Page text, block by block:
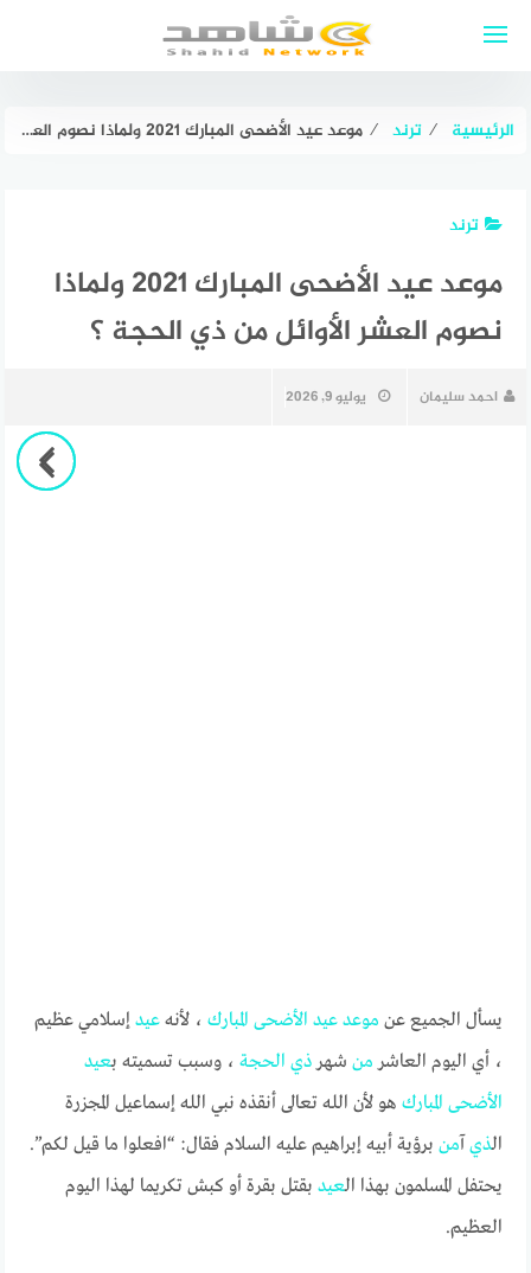
الرئيسية ⁄ ترند ⁄ موعد عيد الأضحى المبارك 2021 ولماذا نصوم العشر الأوائل من ذي الحجة ؟
ترند
موعد عيد الأضحى المبارك 2021 ولماذا
نصوم العشر الأوائل من ذي الحجة ؟
احمد سليمان يوليو 9, 2026
يسأل الجميع عن موعد عيد الأضحى المبارك ، لأنهعيد إسلامي عظيم
، أي اليوم العاشر من شهرذي الحجة ، وسبب تسميته بعيد
الأضحى المبارك هو لأن الله تعالى أنقذه نبي الله إسماعيل المجزرة
الذي آمن برؤية أبيه إبراهيم عليه السلام فقال: “افعلوا ما قيل لكم”.
يحتفل المسلمون بهذا العيد بقتل بقرة أو كبش تكريما لهذا اليوم
العظيم.